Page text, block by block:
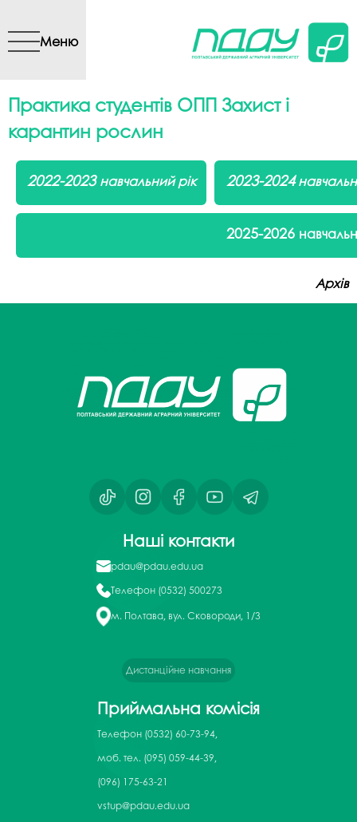
вмісту
Меню
Практика студентів ОПП Захист і
карантин рослин
2022-2023навчальний рік 2023-2024
2025-2026
Архів
Наші контакти
pdau@pdau.edu.ua
Телефон (0532) 500273
м. Полтава, вул. Сковороди, 1/3
Дистанційне навчання
Приймальна комісія
Телефон (0532) 60-73-94,
моб. тел. (095) 059-44-39,
(096) 175-63-21
vstup@pdau.edu.ua